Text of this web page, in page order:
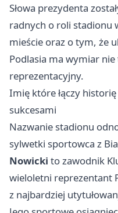
Słowa prezydenta
radnych o roli stadionu
mieście oraz o tym, że
Podlasia ma wymiar
reprezentacyjny.
Imię które łączy
sukcesami
Nazwanie stadionu
sylwetki sportowca z
Nowicki to zawodnik
wieloletni reprezentant
z najbardziej